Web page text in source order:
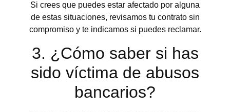
Si crees que puedes estar afectado por alguna
de estas situaciones, revisamos tu contrato sin
compromiso y te indicamos si puedes reclamar.
3. ¿Cómo saber si has
sido víctima de abusos
bancarios?